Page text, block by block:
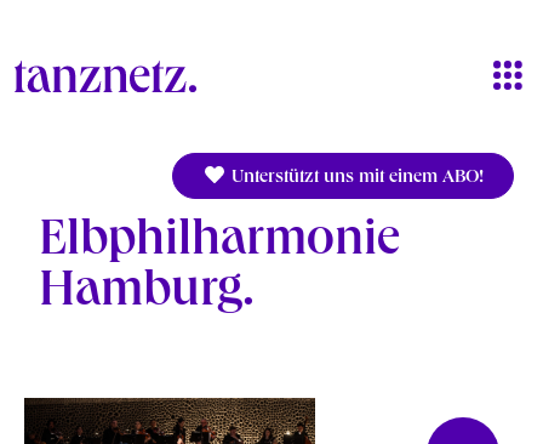
Unterstützt uns mit einem ABO!
Elbphilharmonie
Hamburg